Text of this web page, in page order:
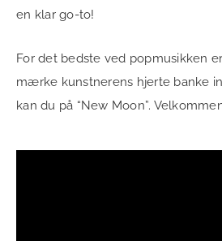
en klar go-to!
For det bedste ved popmusikken
mærke kunstnerens hjerte banke
kan du på “New Moon”.